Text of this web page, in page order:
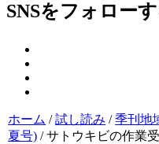
SNSをフォロー
ホーム / 試し読み / 季刊地
夏号) /サトウキビの作業受託法人 機械